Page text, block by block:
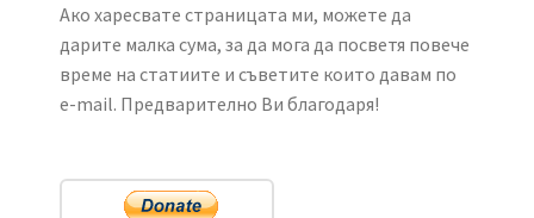
Ако харесвате страницата ми, можете да
дарите малка сума, за да мога да посветя повече
време на статиите и съветите които давам по
e-mail. Предварително Ви благодаря!